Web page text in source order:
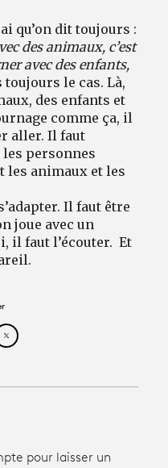
qu’on dit toujours :
des animaux, c’est
avec des enfants,
toujours le cas. Là,
des enfants et
comme ça, il
aller. Il faut
les personnes
les animaux et les
Il faut être
joue avec un
il faut l’écouter. Et
cet article sur
Partager cet article sur
pour laisser un